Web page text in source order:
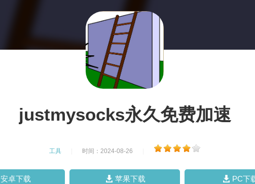
justmysocks永久免费加速
工具 时间：2024-08-26
安卓下载 苹果下载 PC下